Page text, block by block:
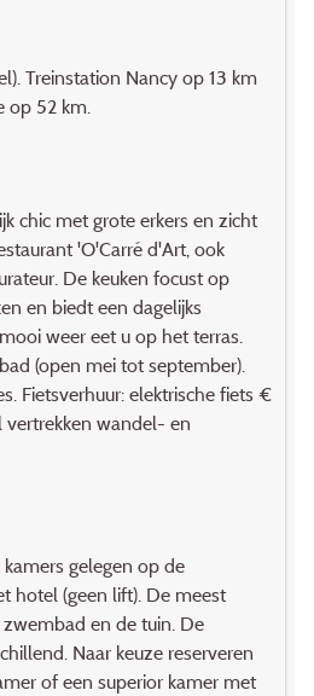
Treinstation Nancy op 13 km
op 52 km.
chic met grote erkers en zicht
'O'Carré d'Art, ook
De keuken focust op
en biedt een dagelijks
weer eet u op het terras.
(open mei tot september).
Fietsverhuur: elektrische fiets €
wandel- en
gelegen op de
hotel (geen lift). De meest
en de tuin. De
Naar keuze reserveren
of een superior kamer met